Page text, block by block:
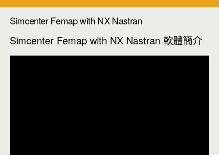
Simcenter Femap with NX Nastran
Simcenter Femap with NX Nastran 軟體簡介